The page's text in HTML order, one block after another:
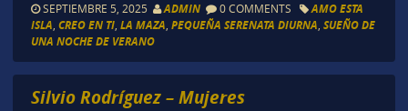
SEPTIEMBRE 5, 2025 ADMIN 0 COMMENTS
AMO ESTA
ISLA, CREO EN TI, LA MAZA, PEQUEÑA SERENATA DIURNA, SUEÑO DE
UNA NOCHE DE VERANO
Silvio Rodríguez – Mujeres